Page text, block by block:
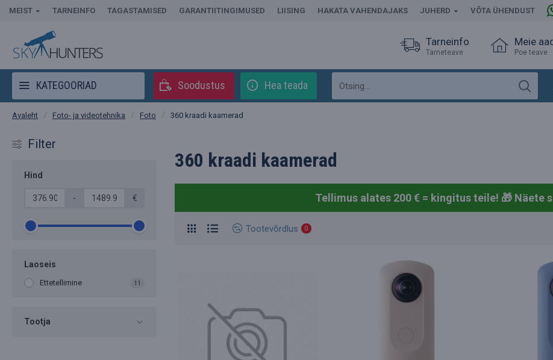
MEIST TARNEINFO TAGASTAMISED GARANTIITINGIMUSED LIISING HAKATA VAHENDAJAKS JUHERD VÕTA ÜHENDUST
Tarneinfo
Tarneteave
Meie
Poe teave
KATEGOORIAD Soodustus Hea teada
Avaleht Foto- ja videotehnika Foto 360 kraadi kaamerad
Filter
Hind
- €
Laoseis
Ettetellimine 11
Tootja
360 kraadi kaamerad
Tellimus alates 200 € = kingitus teile! 🎁 Näete
Tootevõrdlus 0